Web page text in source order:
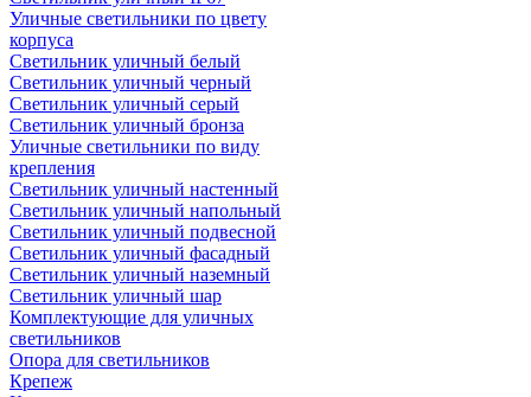
Уличные светильники по цвету
корпуса
Светильник уличный белый
Светильник уличный черный
Светильник уличный серый
Светильник уличный бронза
Уличные светильники по виду
крепления
Светильник уличный настенный
Светильник уличный напольный
Светильник уличный подвесной
Светильник уличный фасадный
Светильник уличный наземный
Cветильник уличный шар
Комплектующие для уличных
светильников
Опора для светильников
Крепеж